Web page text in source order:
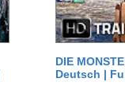
DIE
Deutsch |